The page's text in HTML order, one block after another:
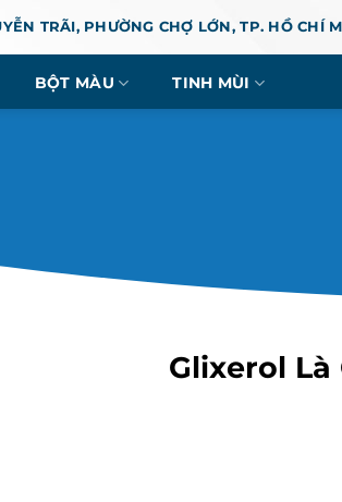
TRÃI, PHƯỜNG CHỢ LỚN, TP. HỒ CHÍ
BỘT MÀU TINH MÙI
Glixerol